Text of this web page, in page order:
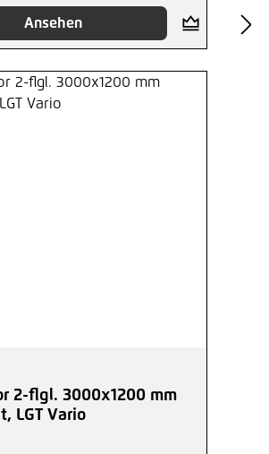
Ansehen
2-flgl. 3000x1200 mm
LGT Vario